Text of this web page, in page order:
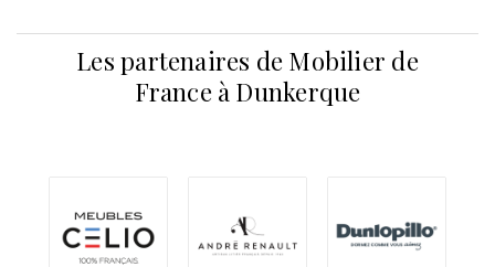
Les partenaires de Mobilier de
France à Dunkerque